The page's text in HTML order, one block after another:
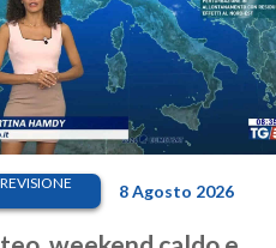
8 Agosto 2026